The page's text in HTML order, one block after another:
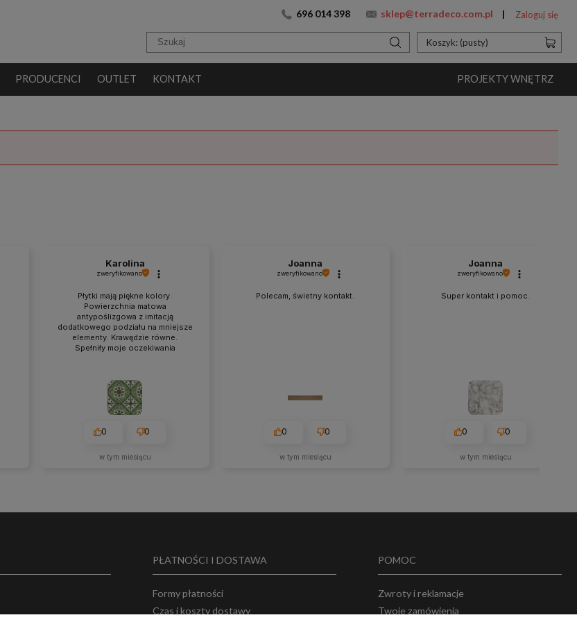
696 014 398 sklep@terradeco.com.pl Zaloguj się
Koszyk: (pusty)
PRODUCENCI OUTLET KONTAKT PROJEKTY WNĘTRZ
Karolina
zweryfikowano
Płytki mają piękne kolory.
Powierzchnia matowa
antypoślizgowa z imitacją
dodatkowego podziału na mniejsze
elementy. Krawędzie równe.
Spełniły moje oczekiwania
0 0
w tym miesiącu
Joanna
zweryfikowano
Polecam, świetny kontakt.
0 0
w tym miesiącu
Joanna
zweryfikowano
Super kontakt i pomoc.
0 0
w tym miesiącu
PŁATNOŚCI I DOSTAWA
Formy płatności
Czas i koszty dostawy
POMOC
Zwroty i reklamacje
Twoje zamówienia